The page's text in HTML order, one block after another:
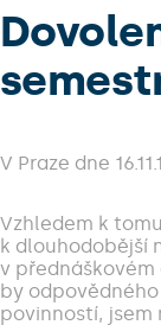
V Praze dne
Vzhledem k
k dlouhodobější
v
by
povinností,